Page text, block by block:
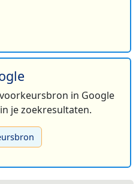
in Google
je zoekresultaten.